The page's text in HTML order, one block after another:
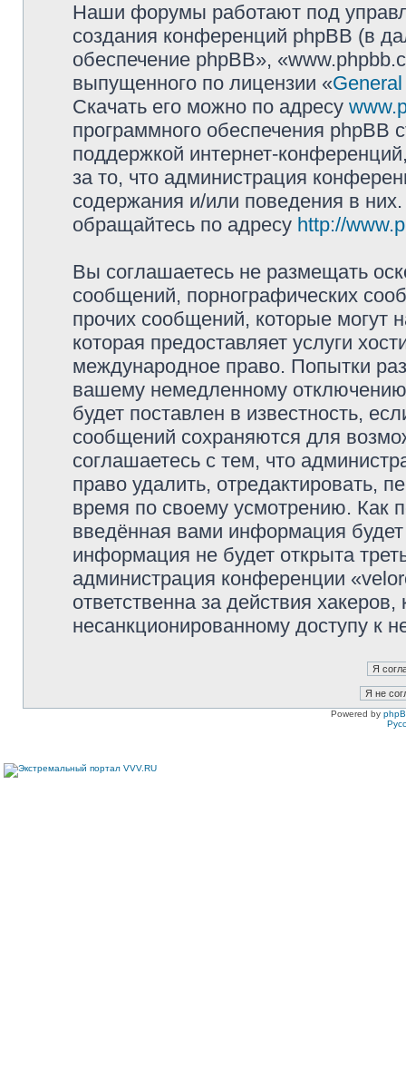
Наши форумы работают под
создания конференций phpBB (в
обеспечение phpBB»,
выпущенного по лицензии «
Скачать его можно по адресу
программного обеспечения phpBB
поддержкой интернет-
за то, что администрация
содержания и/или поведения в
обращайтесь по адресу http://
Вы соглашаетесь не размещать
сообщений, порнографических
прочих сообщений, которые могут
которая предоставляет услуги
международное право. Попытки
вашему немедленному
будет поставлен в известность,
сообщений сохраняются для
соглашаетесь с тем, что
право удалить, отредактировать,
время по своему усмотрению. Как
введённая вами информация
информация не будет открыта
администрация конференции
ответственна за действия
несанкционированному доступу к
Powered by